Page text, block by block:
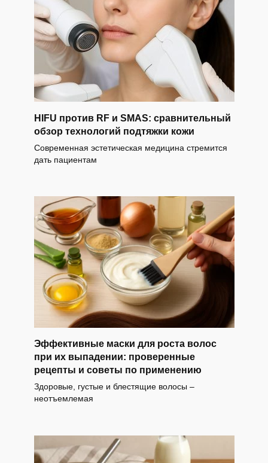
HIFU против RF и SMAS: сравнительный
обзор технологий подтяжки кожи
Современная эстетическая медицина стремится
дать пациентам
Эффективные маски для роста волос
при их выпадении: проверенные
рецепты и советы по применению
Здоровые, густые и блестящие волосы –
неотъемлемая